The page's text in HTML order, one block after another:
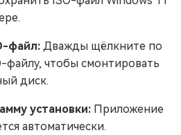
файл: Дважды щёлкните по
файлу, чтобы смонтировать
диск.
установки: Приложение
автоматически.